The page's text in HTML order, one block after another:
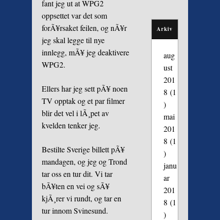
fant jeg ut at WPG2
oppsettet var det som
forÃ¥rsaket feilen, og nÃ¥r
jeg skal legge til nye
innlegg, mÃ¥ jeg deaktivere
WPG2.
Ellers har jeg sett pÃ¥ noen
TV opptak og et par filmer
blir det vel i lÃ¸pet av
kvelden tenker jeg.
Bestilte Sverige billett pÃ¥
mandagen, og jeg og Trond
tar oss en tur dit. Vi tar
bÃ¥ten en vei og sÃ¥
kjÃ¸rer vi rundt, og tar en
tur innom Svinesund.
Arkiv
aug
ust
201
8 (1
)
mai
201
8 (1
)
janu
ar
201
8 (1
)